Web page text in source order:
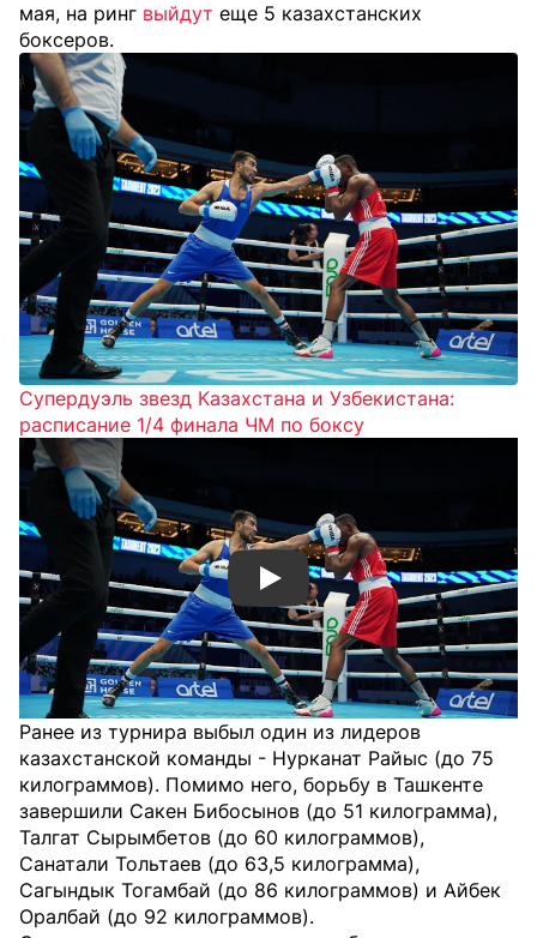
мая, на ринг выйдут еще 5 казахстанских
боксеров.
Супердуэль звезд Казахстана и Узбекистана:
расписание 1/4 финала ЧМ по боксу
Смотреть видео YouTube
Ранее из турнира выбыл один из лидеров
казахстанской команды - Нурканат Райыс (до 75
килограммов). Помимо него, борьбу в Ташкенте
завершили Сакен Бибосынов (до 51 килограмма),
Талгат Сырымбетов (до 60 килограммов),
Санатали Тольтаев (до 63,5 килограмма),
Сагындык Тогамбай (до 86 килограммов) и Айбек
Оралбай (до 92 килограммов).